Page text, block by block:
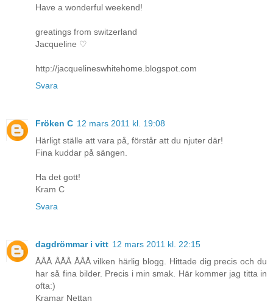
Have a wonderful weekend!
greatings from switzerland
Jacqueline ♡
http://jacquelineswhitehome.blogspot.com
Svara
Fröken C 12 mars 2011 kl. 19:08
Härligt ställe att vara på, förstår att du njuter där!
Fina kuddar på sängen.
Ha det gott!
Kram C
Svara
dagdrömmar i vitt 12 mars 2011 kl. 22:15
ÅÅÅ ÅÅÅ ÅÅÅ vilken härlig blogg. Hittade dig precis och du
har så fina bilder. Precis i min smak. Här kommer jag titta in
ofta:)
Kramar Nettan